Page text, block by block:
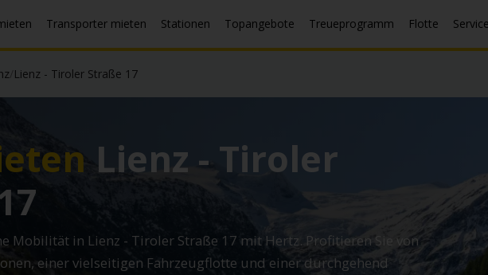
Transporter mieten Stationen Topangebote Treueprogramm Flotte
Lienz - Tiroler Straße 17
Lienz - Tiroler
Mobilität in Lienz - Tiroler Straße 17 mit Hertz. Profitieren Sie von
einer vielseitigen Fahrzeugflotte und einer durchgehend